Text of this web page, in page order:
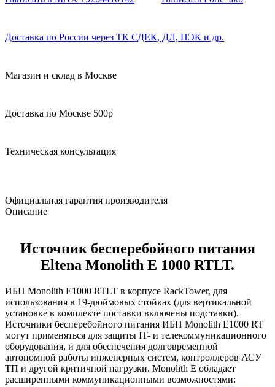
Доставка по России через ТК СДЕК, ДЛ, ПЭК и др.
Магазин и склад в Москве
Доставка по Москве 500р
Техническая консультация
Официальная гарантия производителя
Описание
Источник бесперебойного питания
Eltena Monolith E 1000 RTLT.
ИБП Monolith E1000 RTLT в корпусе RackTower, для
использования в 19-дюймовых стойках (для вертикальной
установке в комплекте поставки включены подставки).
Источники бесперебойного питания ИБП Monolith E1000 RT
могут применяться для защиты IT- и телекоммуникационного
оборудования, и для обеспечения долговременной
автономной работы инженерных систем, контроллеров АСУ
ТП и другой критичной нагрузки. Monolith E обладает
расширенными коммуникационными возможностями: